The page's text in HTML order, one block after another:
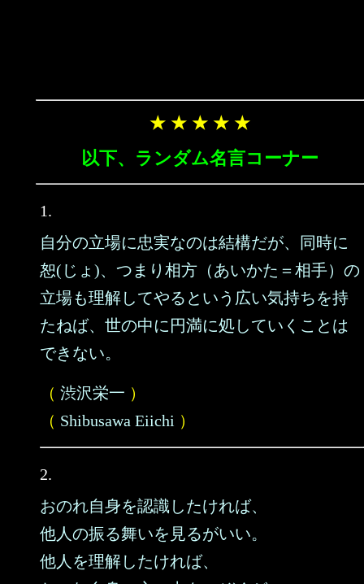
★ ★ ★ ★ ★
以下、ランダム名言コーナー
1.
自分の立場に忠実なのは結構だが、同時に
恕(じょ)、つまり相方（あいかた＝相手）の
立場も理解してやるという広い気持ちを持
たねば、世の中に円満に処していくことは
できない。
（ 渋沢栄一 ）
（ Shibusawa Eiichi ）
2.
おのれ自身を認識したければ、
他人の振る舞いを見るがいい。
他人を理解したければ、